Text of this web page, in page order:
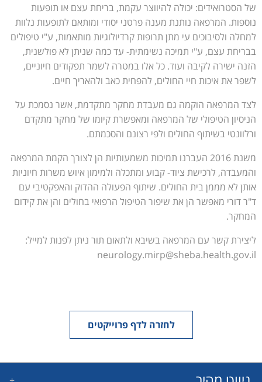
של הסטרואידים: יכולה להיווצר עקמת, בריחת עצם או תופעות
נוספות. המרפאה נותנת מענה פרטני יסודי ומותאם לתופעות נלוות
למחלה ולסיבוכים עי מתן תרופות קרדיולוגיות מותאמות, ע"י טיפולים
בבריחת עצם, ע"י תמיכה נשימתית- עד כמה שניתן לא פולשנית,
הזנה ישירה לקיבה ועוד. כל אלו במטרה לשמר תפקודים חיוניים,
לשפר את איכות חיי החולים, להפחית כאב ולהאריך חיים.
לצד המרפאה הוקמה גם מעבדת מחקר מתקדמת, אשר נסמכת על
הניסיון הטיפולי של המרפאה ומאפשרת קיומו של מחקר מתקדם
ורלוונטי בשיתוף החולים ולפי רצונם והסכמתם.
משנת 2016 העברנו תמיכות משמעותיות הן לצורך הקמת המרפאה
והמעבדה, לרכישת ציוד- קבוע ומתכלה ולמימון איוש משרות חיוניות
אותן לא מממן בית החולים. שיתוף הפעולה ההדוק והאפקטיבי עם
ד"ר דורי מאפשר הן את שיפור הטיפול הרפואי בחולים והן את קידום
המחקר.
ליצירת קשר עם המרפאה בשיבא ולתאום תור ניתן לפנות למייל:
neurology.mirp@sheba.health.gov.il
לחזרה לדף פרוייקטים